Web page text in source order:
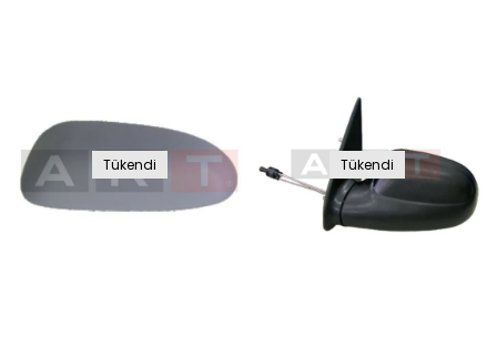
Tükendi Tükendi